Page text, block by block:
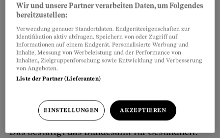
Einige Fachärzte wollen diese Untersuchung
nicht mehr an einem einzigen Termin
durchführen – sondern an zwei
unterschiedlichen Daten. So verdienen sie mehr.
Doch Patientinnen und Patienten müssen das
Untersuchung auf zwei Tage ist gesetzeswidrig,
wenn sie allein aus finanziellen Gründen erfolgt.
Das bestätigt das Bundesamt für Gesundheit.
Wir und unsere Partner verarbeiten Daten, um Folgendes
bereitzustellen:
Verwendung genauer Standortdaten. Endgeräteeigenschaften zur
Identifikation aktiv abfragen. Speichern von oder Zugriff auf
Informationen auf einem Endgerät. Personalisierte Werbung und
Inhalte, Messung von Werbeleistung und der Performance von
Inhalten, Zielgruppenforschung sowie Entwicklung und Verbesserung
von Angeboten.
Liste der Partner (Lieferanten)
EINSTELLUNGEN AKZEPTIEREN